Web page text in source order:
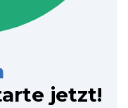
jetzt!